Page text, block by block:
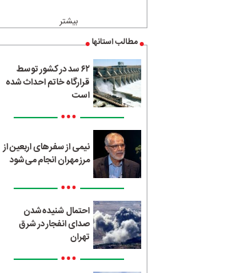
بیشتر
مطالب استانها
۶۲ سد در کشور توسط
قرارگاه خاتم احداث شده
است
•••
نیمی از سفرهای اربعین از
مرز مهران انجام می‌شود
•••
احتمال شنیده‌شدن
صدای انفجار در شرق
تهران
•••